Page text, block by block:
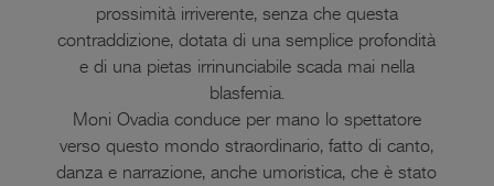
prossimità irriverente, senza che questa
contraddizione, dotata di una semplice profondità
e di una pietas irrinunciabile scada mai nella
blasfemia.
Moni Ovadia conduce per mano lo spettatore
verso questo mondo straordinario, fatto di canto,
danza e narrazione, anche umoristica, che è stato